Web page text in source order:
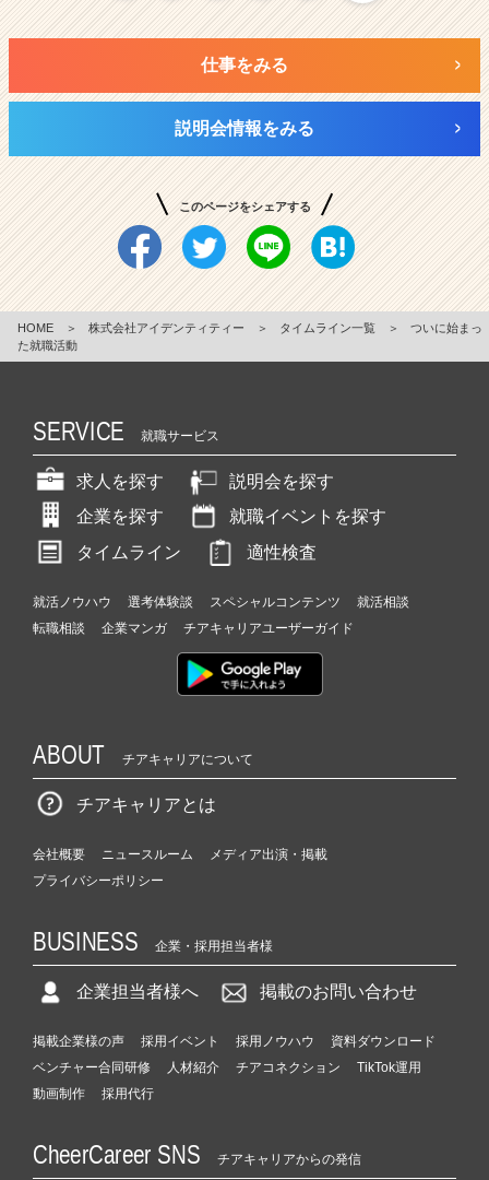
仕事をみる
説明会情報をみる
このページをシェアする
HOME ＞ 株式会社アイデンティティー ＞ タイムライン一覧 ＞
ついに始まっ
た就職活動
SERVICE 就職サービス
求人を探す
説明会を探す
企業を探す
就職イベントを探す
タイムライン
適性検査
就活ノウハウ 選考体験談 スペシャルコンテンツ
就活相談
転職相談
企業マンガ チアキャリアユーザーガイド
ABOUT チアキャリアについて
チアキャリアとは
会社概要 ニュースルーム
メディア出演・掲載
プライバシーポリシー
BUSINESS 企業・採用担当者様
企業担当者様へ 掲載のお問い合わせ
掲載企業様の声 採用イベント 採用ノウハウ
資料ダウンロード
ベンチャー合同研修
人材紹介 チアコネクション
TikTok運用
動画制作
採用代行
CheerCareer SNS チアキャリアからの発信